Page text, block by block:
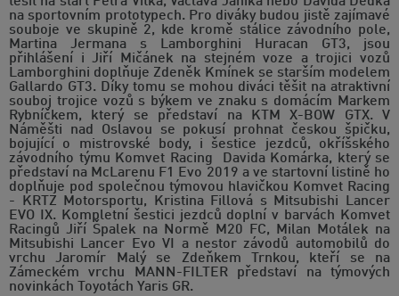
na sportovním prototypech. Pro diváky budou jistě zajímavé
souboje ve skupině 2, kde kromě stálice závodního pole,
Martina Jermana s Lamborghini Huracan GT3, jsou
přihlášení i Jiří Mičánek na stejném voze a trojici vozů
Lamborghini doplňuje Zdeněk Kmínek se starším modelem
Gallardo GT3. Díky tomu se mohou diváci těšit na atraktivní
souboj trojice vozů s býkem ve znaku s domácím Markem
Rybníčkem, který se představí na KTM X-BOW GTX. V
Náměšti nad Oslavou se pokusí prohnat českou špičku,
bojující o mistrovské body, i šestice jezdců, okříšského
závodního týmu Komvet Racing Davida Komárka, který se
představí na McLarenu F1 Evo 2019 a ve startovní listině ho
doplňuje pod společnou týmovou hlavičkou Komvet Racing
- KRTZ Motorsportu, Kristina Fillová s Mitsubishi Lancer
EVO IX. Kompletní šestici jezdců doplní v barvách Komvet
Racingů Jiří Špalek na Normě M20 FC, Milan Motálek na
Mitsubishi Lancer Evo VI a nestor závodů automobilů do
vrchu Jaromír Malý se Zdeňkem Trnkou, kteří se na
Zámeckém vrchu MANN-FILTER představí na týmových
novinkách Toyotách Yaris GR.